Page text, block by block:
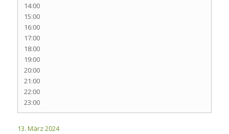
14:00
15:00
16:00
17:00
18:00
19:00
20:00
21:00
22:00
23:00
13. März 2024